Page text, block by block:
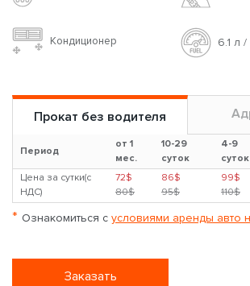
Кондиционер 6.1 л
Прокат без водителя
Период
от 1
мес.
10-29
суток
4-9
суток
Цена за сутки(с
НДС)
72$
80$
86$
95$
99$
110$
* Ознакомиться с условиями аренды авто
Заказать